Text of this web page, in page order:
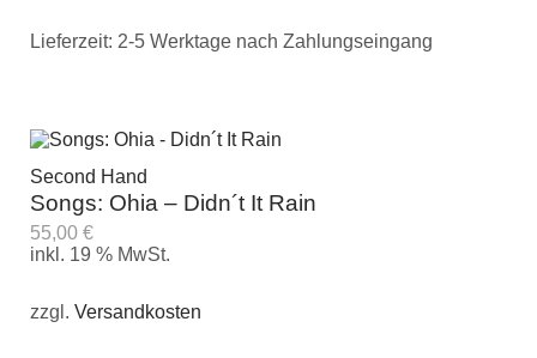
Lieferzeit: 2-5 Werktage nach Zahlungseingang
Second Hand
Songs: Ohia – Didn´t It Rain
55,00 €
inkl. 19 % MwSt.
zzgl. Versandkosten